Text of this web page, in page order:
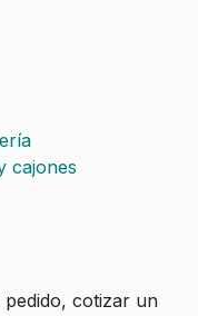
cajones
cotizar un